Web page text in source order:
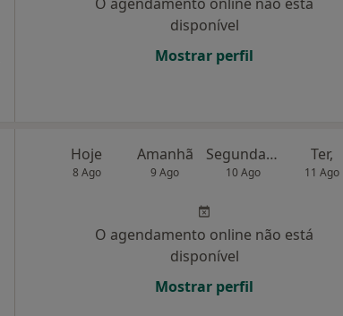
disponível
Mostrar perfil
Hoje
8 Ago
Amanhã
9 Ago
Segunda-feira
10 Ago
Ter,
11 Ago
O agendamento online não está
disponível
Mostrar perfil